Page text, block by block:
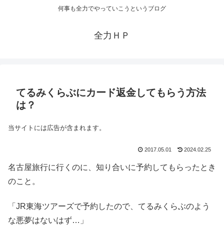
何事も全力でやっていこうというブログ
全力ＨＰ
てるみくらぶにカード返金してもらう方法
は？
当サイトには広告が含まれます。
2017.05.01 2024.02.25
名古屋旅行に行くのに、知り合いに予約してもらったとき
のこと。
「JR東海ツアーズで予約したので、てるみくらぶのよう
な悪夢はないはず…」